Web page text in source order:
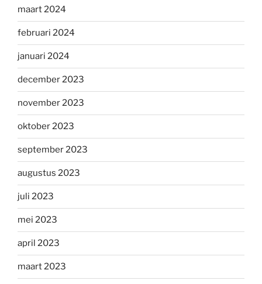
maart 2024
februari 2024
januari 2024
december 2023
november 2023
oktober 2023
september 2023
augustus 2023
juli 2023
mei 2023
april 2023
maart 2023